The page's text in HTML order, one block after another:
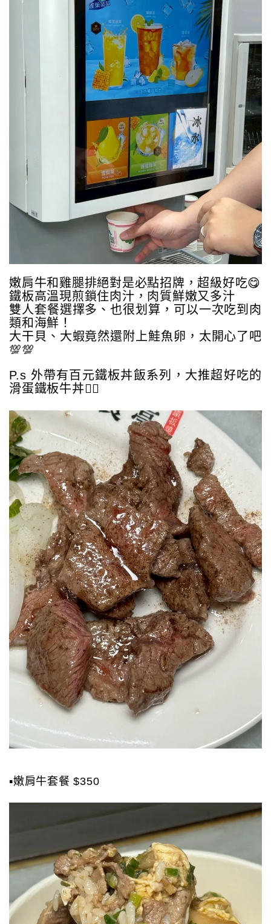
嫩肩牛和雞腿排絕對是必點招牌，超級好吃😋
鐵板高溫現煎鎖住肉汁，肉質鮮嫩又多汁
雙人套餐選擇多、也很划算，可以一次吃到肉
類和海鮮！
大干貝、大蝦竟然還附上鮭魚卵，太開心了吧
💯💯
P.s 外帶有百元鐵板丼飯系列，大推超好吃的
滑蛋鐵板牛丼👍🏻
▪️嫩肩牛套餐 $350